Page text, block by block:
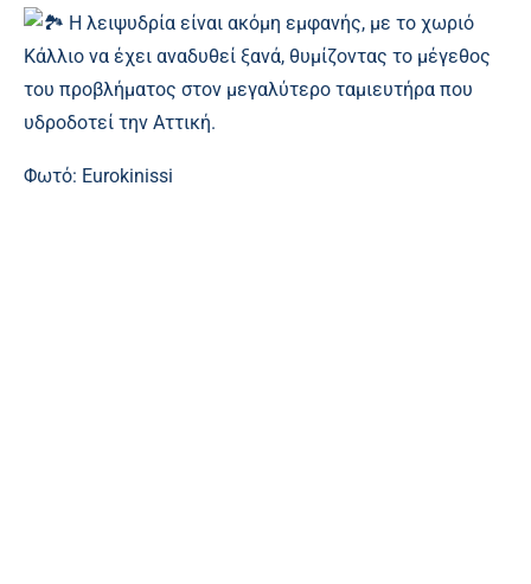
Η λειψυδρία είναι ακόμη εμφανής, με το χωριό
Κάλλιο να έχει αναδυθεί ξανά, θυμίζοντας το μέγεθος
του προβλήματος στον μεγαλύτερο ταμιευτήρα που
υδροδοτεί την Αττική.
Φωτό: Eurokinissi